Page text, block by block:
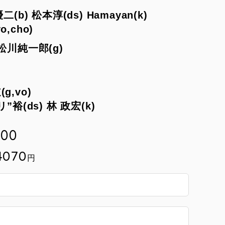
二(b) 松本淳(ds) Hamayan(k)
川純一郎(g)
(g,vo)
”裕(ds) 林 政宏(k)
円